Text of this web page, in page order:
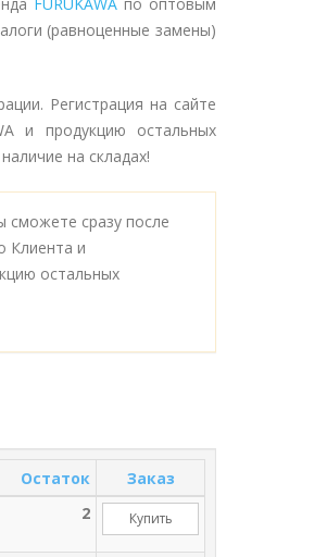
(равноценные замены)
Регистрация на сайте
и продукцию остальных
на складах!
сможете сразу после
Клиента и
остальных
Остаток
Заказ
2 Купить